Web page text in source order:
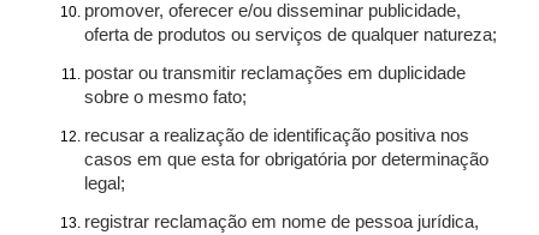
promover, oferecer e/ou disseminar publicidade,
oferta de produtos ou serviços de qualquer natureza;
postar ou transmitir reclamações em duplicidade
sobre o mesmo fato;
recusar a realização de identificação positiva nos
casos em que esta for obrigatória por determinação
legal;
registrar reclamação em nome de pessoa jurídica,